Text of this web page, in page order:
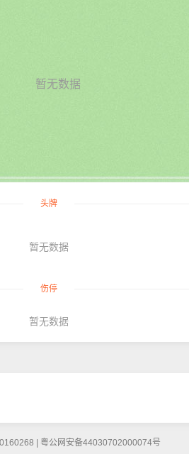
暂无数据
头牌
暂无数据
伤停
暂无数据
| 粤公网安备44030702000074号